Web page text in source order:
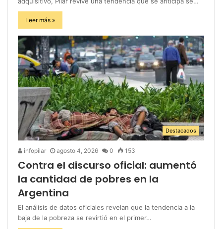
Leer más »
Destacados
infopilar agosto 4, 2026 0 153
Contra el discurso oficial: aumentó
la cantidad de pobres en la
Argentina
El análisis de datos oficiales revelan que la tendencia a la
baja de la pobreza se revirtió en el primer…